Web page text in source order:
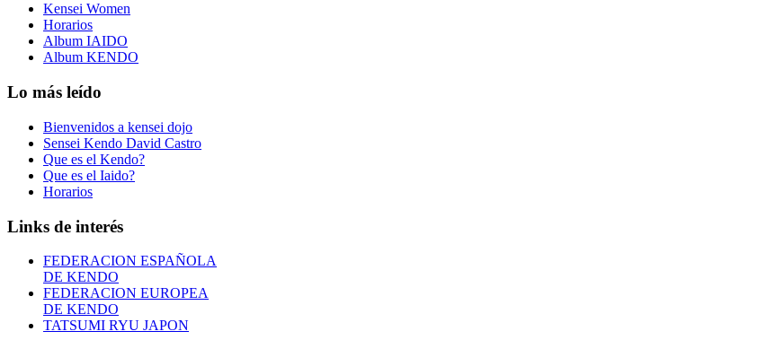
Kensei Women
Horarios
Album IAIDO
Album KENDO
Lo más leído
Bienvenidos a kensei dojo
Sensei Kendo David Castro
Que es el Kendo?
Que es el Iaido?
Horarios
Links de interés
FEDERACION ESPAÑOLA
DE KENDO
FEDERACION EUROPEA
DE KENDO
TATSUMI RYU JAPON